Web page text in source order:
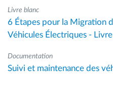
Livre blanc
6 Étapes pour la Migration
Véhicules Électriques -
Documentation
Suivi et maintenance des